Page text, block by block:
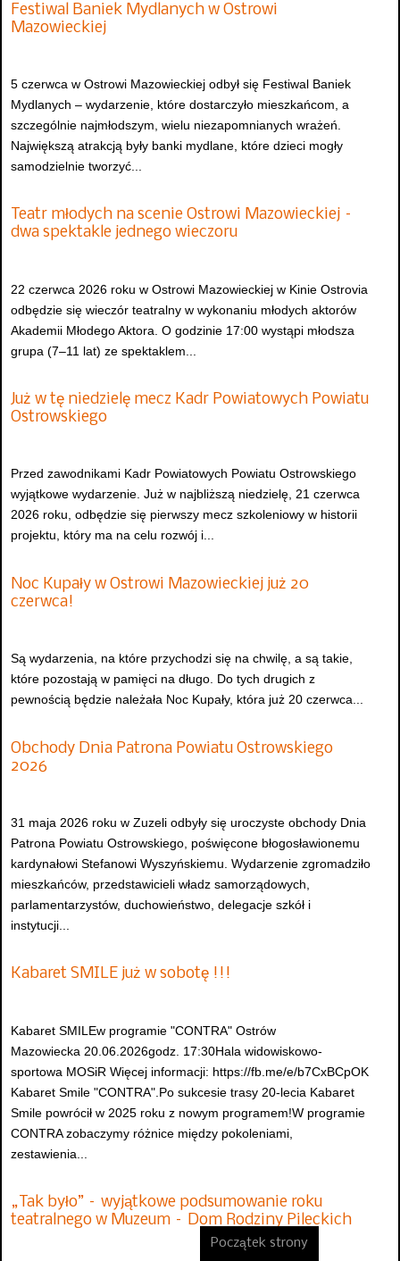
Festiwal Baniek Mydlanych w Ostrowi
Mazowieckiej
5 czerwca w Ostrowi Mazowieckiej odbył się Festiwal Baniek
Mydlanych – wydarzenie, które dostarczyło mieszkańcom, a
szczególnie najmłodszym, wielu niezapomnianych wrażeń.
Największą atrakcją były banki mydlane, które dzieci mogły
samodzielnie tworzyć...
Teatr młodych na scenie Ostrowi Mazowieckiej –
dwa spektakle jednego wieczoru
22 czerwca 2026 roku w Ostrowi Mazowieckiej w Kinie Ostrovia
odbędzie się wieczór teatralny w wykonaniu młodych aktorów
Akademii Młodego Aktora. O godzinie 17:00 wystąpi młodsza
grupa (7–11 lat) ze spektaklem...
Już w tę niedzielę mecz Kadr Powiatowych Powiatu
Ostrowskiego
Przed zawodnikami Kadr Powiatowych Powiatu Ostrowskiego
wyjątkowe wydarzenie. Już w najbliższą niedzielę, 21 czerwca
2026 roku, odbędzie się pierwszy mecz szkoleniowy w historii
projektu, który ma na celu rozwój i...
Noc Kupały w Ostrowi Mazowieckiej już 20
czerwca!
Są wydarzenia, na które przychodzi się na chwilę, a są takie,
które pozostają w pamięci na długo. Do tych drugich z
pewnością będzie należała Noc Kupały, która już 20 czerwca...
Obchody Dnia Patrona Powiatu Ostrowskiego
2026
31 maja 2026 roku w Zuzeli odbyły się uroczyste obchody Dnia
Patrona Powiatu Ostrowskiego, poświęcone błogosławionemu
kardynałowi Stefanowi Wyszyńskiemu. Wydarzenie zgromadziło
mieszkańców, przedstawicieli władz samorządowych,
parlamentarzystów, duchowieństwo, delegacje szkół i
instytucji...
Kabaret SMILE już w sobotę !!!
Kabaret SMILEw programie "CONTRA" Ostrów
Mazowiecka 20.06.2026godz. 17:30Hala widowiskowo-
sportowa MOSiR Więcej informacji: https://fb.me/e/b7CxBCpOK
Kabaret Smile "CONTRA".Po sukcesie trasy 20-lecia Kabaret
Smile powrócił w 2025 roku z nowym programem!W programie
CONTRA zobaczymy różnice między pokoleniami,
zestawienia...
„Tak było” – wyjątkowe podsumowanie roku
teatralnego w Muzeum – Dom Rodziny Pileckich
Początek strony